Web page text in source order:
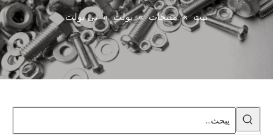
Português
Español
Pусский
English
بيت » منتجات » بولت » تي بولت